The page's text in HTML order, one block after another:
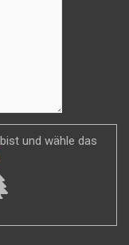
und wähle das